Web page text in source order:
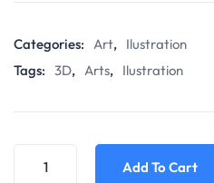
Categories: Art, Ilustration
Tags: 3D, Arts, Ilustration
Add To Cart